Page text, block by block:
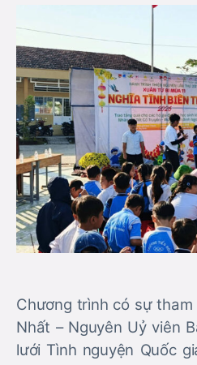
Chương trình có sự
Nhất – Nguyên Uỷ viên
lưới Tình nguyện Quốc